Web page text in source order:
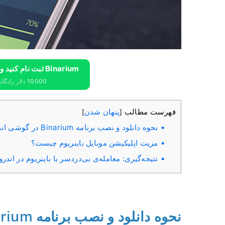
Binarium ثبت نام کنید و 10000 دلار رایگان دریافت کنید
10000 دلار رایگان برای مبتدیان دریافت کنید
فهرست مطالب [پنهان شدن]
نحوه دانلود و نصب برنامه Binarium در گوشی اندروید
مزیت اپلیکیشن موبایل باینریوم چیست؟
نتیجه‌گیری: معامله‌ی بی‌دردسر با باینریوم در
نحوه دانلود و نصب برنامه Binarium در گوشی اندروید